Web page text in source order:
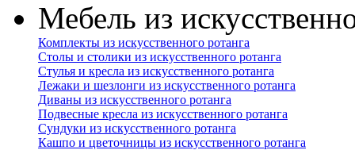
Мебель из
Комплекты из искусственного ротанга
Столы и столики из искусственного ротанга
Стулья и кресла из искусственного ротанга
Лежаки и шезлонги из искусственного ротанга
Диваны из искусственного ротанга
Подвесные кресла из искусственного ротанга
Сундуки из искусственного ротанга
Кашпо и цветочницы из искусственного ротанга